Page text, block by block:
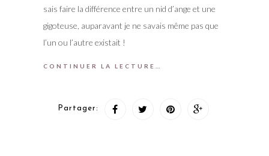
sais faire la différence entre un nid d’ange et une
gigoteuse, auparavant je ne savais même pas que
l’un ou l’autre existait !
CONTINUER LA LECTURE…
Partager: